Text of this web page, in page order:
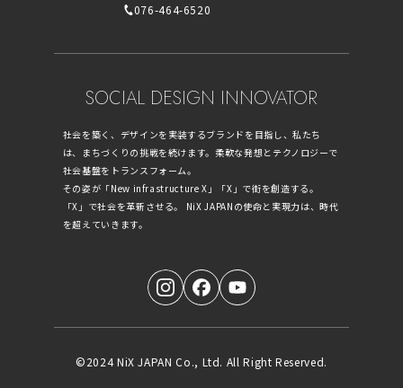
076-464-6520
SOCIAL DESIGN INNOVATOR
社会を築く、デザインを実装するブランドを目指し、私たち
は、まちづくりの挑戦を続けます。柔軟な発想とテクノロジーで
社会基盤をトランスフォーム。
その姿が「New infrastructure X」「X」で街を創造する。
「X」で社会を革新させる。 NiX JAPANの使命と実現力は、時代
を超えていきます。
©2024 NiX JAPAN Co., Ltd. All Right Reserved.